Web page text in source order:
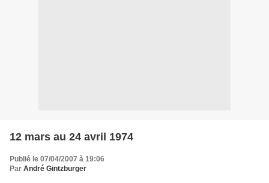
12 mars au 24 avril 1974
Publié le 07/04/2007 à 19:06
Par André Gintzburger